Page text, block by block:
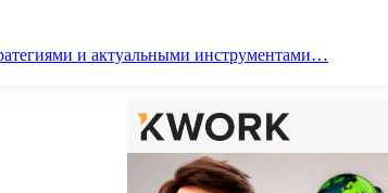
и актуальными инструментами…